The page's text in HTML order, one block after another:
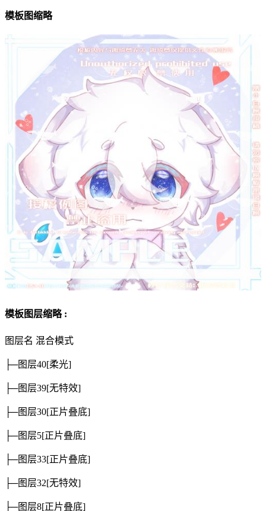
模板图缩略
模板图层缩略 :
图层名 混合模式
├─图层40[柔光]
├─图层39[无特效]
├─图层30[正片叠底]
├─图层5[正片叠底]
├─图层33[正片叠底]
├─图层32[无特效]
├─图层8[正片叠底]